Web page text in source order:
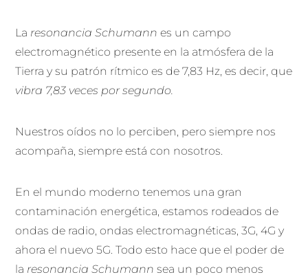
La resonancia Schumann es un campo
electromagnético presente en la atmósfera de la
Tierra y su patrón rítmico es de 7,83 Hz, es decir, que
vibra 7,83 veces por segundo.
Nuestros oídos no lo perciben, pero siempre nos
acompaña, siempre está con nosotros.
En el mundo moderno tenemos una gran
contaminación energética, estamos rodeados de
ondas de radio, ondas electromagnéticas, 3G, 4G y
ahora el nuevo 5G. Todo esto hace que el poder de
la resonancia Schumannsea un poco menos